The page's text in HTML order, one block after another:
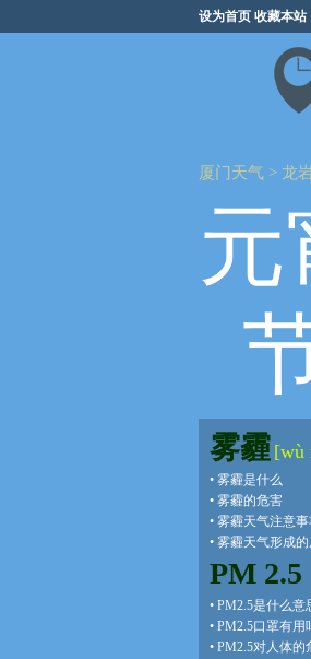
设为首页 收藏本站
厦门天气 > 龙
元
雾霾 [wù
• 雾霾是什么
• 雾霾的危害
• 雾霾天气注意事
• 雾霾天气形成的
PM 2.5
• PM2.5是什么意
• PM2.5口罩有用
• PM2.5对人体的